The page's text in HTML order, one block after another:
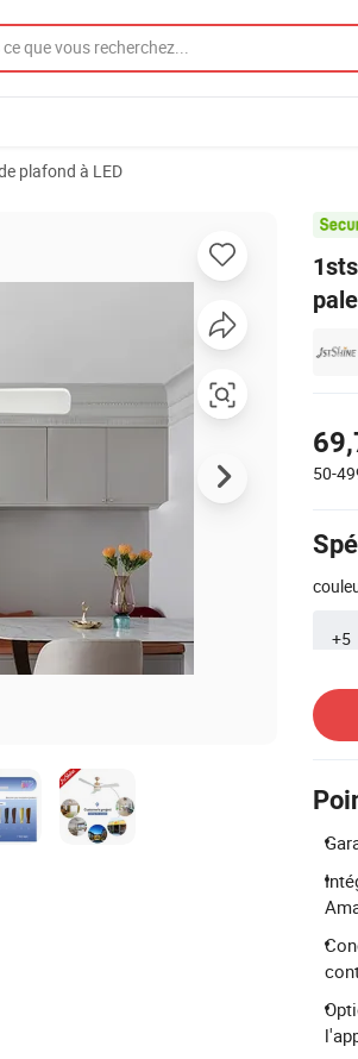
plafond à LED
50-
+5
avec pales en ABS 52 pouces ventilateur de